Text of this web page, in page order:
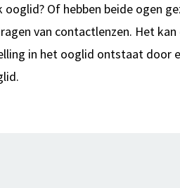
ooglid? Of hebben beide ogen
van contactlenzen. Het
in het ooglid ontstaat door